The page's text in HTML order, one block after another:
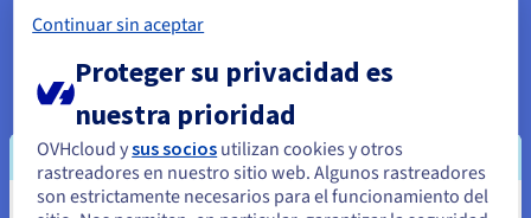
bien las tecnologías de virtualización modernas han
minimizado esto, aún puede afectar el rendimiento de
aplicaciones exigentes y sensibles a la latencia.
La seguridad también puede ser una preocupación, ya que
compartes un servidor físico con otros inquilinos. Además, el
efecto de "vecino ruidoso" puede ocurrir cuando otra VM en
el mismo hardware consume una cantidad desproporcionada
de recursos, lo que puede afectar el rendimiento de tu VM.
Continuar sin aceptar
Proteger su privacidad es
nuestra prioridad
OVHcloud ysus socios utilizan cookies y otros
rastreadores en nuestro sitio web. Algunos rastreadores
son estrictamente necesarios para el funcionamiento del